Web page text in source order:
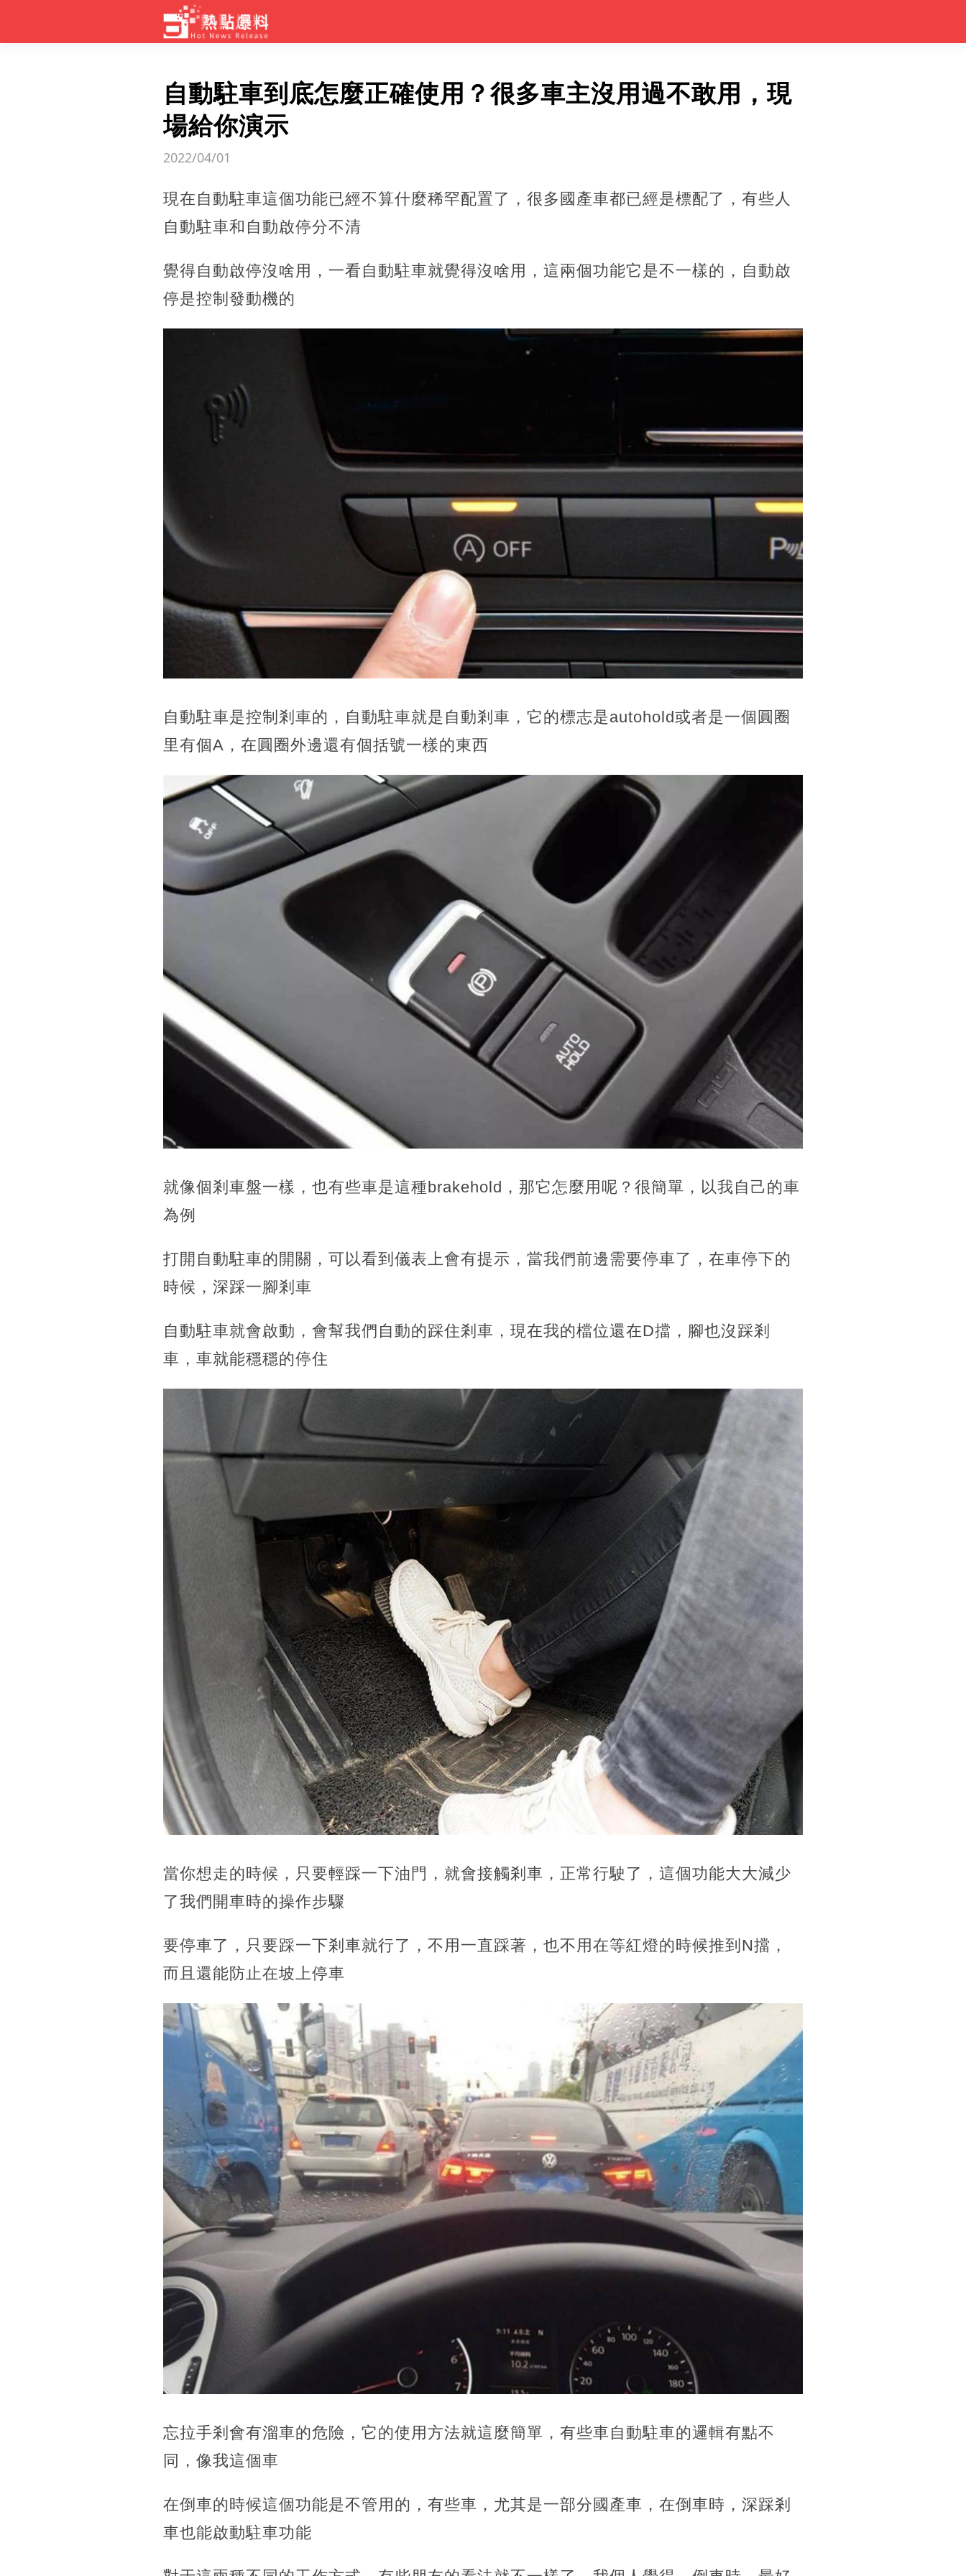
自動駐車到底怎麼正確使用？很多車主沒用過不敢用，現
場給你演示
2022/04/01
現在自動駐車這個功能已經不算什麼稀罕配置了，很多國產車都已經是標配了，有些人
自動駐車和自動啟停分不清
覺得自動啟停沒啥用，一看自動駐車就覺得沒啥用，這兩個功能它是不一樣的，自動啟
停是控制發動機的
自動駐車是控制剎車的，自動駐車就是自動剎車，它的標志是autohold或者是一個圓圈
里有個A，在圓圈外邊還有個括號一樣的東西
就像個剎車盤一樣，也有些車是這種brakehold，那它怎麼用呢？很簡單，以我自己的車
為例
打開自動駐車的開關，可以看到儀表上會有提示，當我們前邊需要停車了，在車停下的
時候，深踩一腳剎車
自動駐車就會啟動，會幫我們自動的踩住剎車，現在我的檔位還在D擋，腳也沒踩剎
車，車就能穩穩的停住
當你想走的時候，只要輕踩一下油門，就會接觸剎車，正常行駛了，這個功能大大減少
了我們開車時的操作步驟
要停車了，只要踩一下剎車就行了，不用一直踩著，也不用在等紅燈的時候推到N擋，
而且還能防止在坡上停車
忘拉手剎會有溜車的危險，它的使用方法就這麼簡單，有些車自動駐車的邏輯有點不
同，像我這個車
在倒車的時候這個功能是不管用的，有些車，尤其是一部分國產車，在倒車時，深踩剎
車也能啟動駐車功能